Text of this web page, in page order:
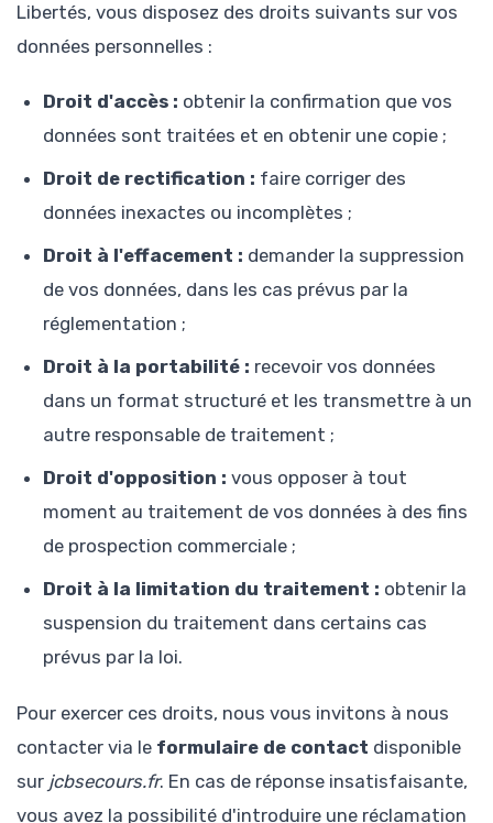
Libertés, vous disposez des droits suivants sur vos
données personnelles :
Droit d'accès : obtenir la confirmation que vos
données sont traitées et en obtenir une copie ;
Droit de rectification : faire corriger des
données inexactes ou incomplètes ;
Droit à l'effacement : demander la suppression
de vos données, dans les cas prévus par la
réglementation ;
Droit à la portabilité : recevoir vos données
dans un format structuré et les transmettre à un
autre responsable de traitement ;
Droit d'opposition : vous opposer à tout
moment au traitement de vos données à des fins
de prospection commerciale ;
Droit à la limitation du traitement : obtenir la
suspension du traitement dans certains cas
prévus par la loi.
Pour exercer ces droits, nous vous invitons à nous
contacter via le formulaire de contact disponible
sur jcbsecours.fr. En cas de réponse insatisfaisante,
vous avez la possibilité d'introduire une réclamation